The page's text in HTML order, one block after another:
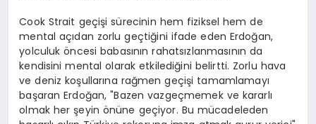
Cook Strait geçişi sürecinin hem fiziksel hem de
mental açıdan zorlu geçtiğini ifade eden Erdoğan,
yolculuk öncesi babasının rahatsızlanmasının da
kendisini mental olarak etkilediğini belirtti. Zorlu hava
ve deniz koşullarına rağmen geçişi tamamlamayı
başaran Erdoğan, "Bazen vazgeçmemek ve kararlı
olmak her şeyin önüne geçiyor. Bu mücadeleden